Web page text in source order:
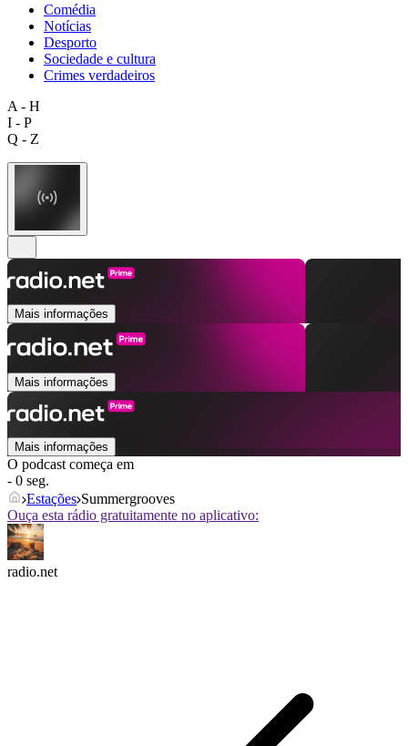
Comédia
Notícias
Desporto
Sociedade e cultura
Crimes verdadeiros
A - H
I - P
Q - Z
Mais informações
Mais informações
Mais informações
O podcast começa em
- 0 seg.
Estações Summergrooves
Ouça esta rádio gratuitamente no aplicativo:
radio.net